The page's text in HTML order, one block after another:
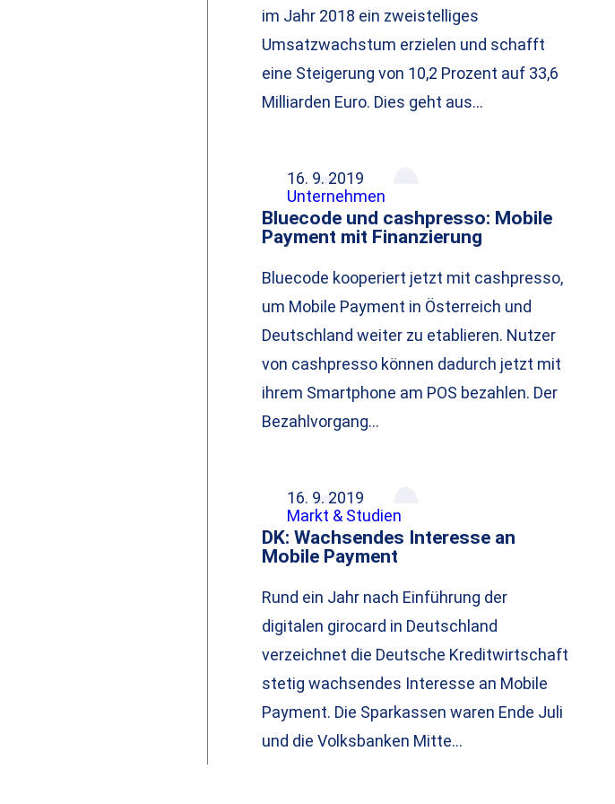
im Jahr 2018 ein zweistelliges
Umsatzwachstum erzielen und schafft
eine Steigerung von 10,2 Prozent auf 33,6
Milliarden Euro. Dies geht aus…
16. 9. 2019
Unternehmen
Bluecode und cashpresso: Mobile
Payment mit Finanzierung
Bluecode kooperiert jetzt mit cashpresso,
um Mobile Payment in Österreich und
Deutschland weiter zu etablieren. Nutzer
von cashpresso können dadurch jetzt mit
ihrem Smartphone am POS bezahlen. Der
Bezahlvorgang…
16. 9. 2019
Markt & Studien
DK: Wachsendes Interesse an
Mobile Payment
Rund ein Jahr nach Einführung der
digitalen girocard in Deutschland
verzeichnet die Deutsche Kreditwirtschaft
stetig wachsendes Interesse an Mobile
Payment. Die Sparkassen waren Ende Juli
und die Volksbanken Mitte…